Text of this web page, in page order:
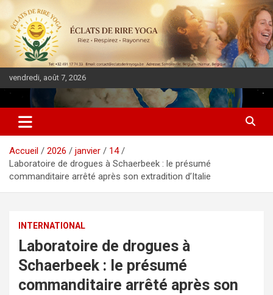
vendredi, août 7, 2026
DIASPORA PULSE
Accueil 2026 janvier
14
Laboratoire de drogues à Schaerbeek : le présumé
commanditaire arrêté après son extradition d’Italie
INTERNATIONAL
Laboratoire de drogues à
Schaerbeek : le présumé
commanditaire arrêté après son